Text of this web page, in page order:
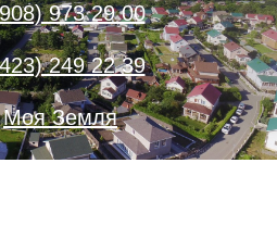
973 29 00
249 22 39
Моя Земля